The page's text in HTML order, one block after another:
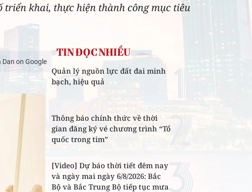
khai, thực hiện thành công mục tiêu
Dan on Google
TIN ĐỌC NHIỀU
Quản lý nguồn lực đất đai minh
bạch, hiệu quả
Thông báo chính thức về thời
gian đăng ký vé chương trình “Tổ
quốc trong tim”
[Video] Dự báo thời tiết đêm nay
và ngày mai ngày 6/8/2026: Bắc
Bộ và Bắc Trung Bộ tiếp tục mưa